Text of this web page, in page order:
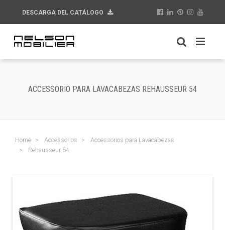
DESCARGA DEL CATÁLOGO
ACCESSORIO PARA LAVACABEZAS REHAUSSEUR 54
Home Accessorios
Accessorios para Lavacabezas
Rehausseur 54